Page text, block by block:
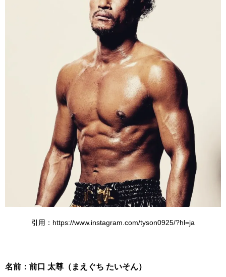
引用：https://www.instagram.com/tyson0925/?hl=ja
名前：前口 太尊（まえぐち たいそん）